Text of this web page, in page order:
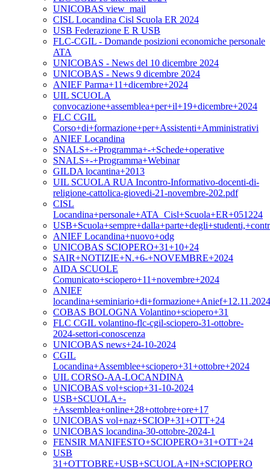
UNICOBAS view_mail
CISL Locandina Cisl Scuola ER 2024
USB Federazione E R USB
FLC-CGIL - Domande posizioni economiche personale
ATA
UNICOBAS - News del 10 dicembre 2024
UNICOBAS - News 9 dicembre 2024
ANIEF Parma+11+dicembre+2024
UIL SCUOLA
convocazione+assemblea+per+il+19+dicembre+2024
FLC CGIL
Corso+di+formazione+per+Assistenti+Amministrativi
ANIEF Locandina
SNALS+-+Programma+-+Schede+operative
SNALS+-+Programma+Webinar
GILDA locantina+2013
UIL SCUOLA RUA Incontro-Informativo-docenti-di-
religione-cattolica-giovedi-21-novembre-202.pdf
CISL
Locandina+personale+ATA_Cisl+Scuola+ER+051224
ANIEF Locandina+nuovo+odg
UNICOBAS SCIOPERO+31+10+24
SAIR+NOTIZIE+N.+6-+NOVEMBRE+2024
AIDA SCUOLE
Comunicato+sciopero+11+novembre+2024
ANIEF
COBAS BOLOGNA Volantino+sciopero+31
FLC CGIL volantino-flc-cgil-sciopero-31-ottobre-
2024-settori-conoscenza
UNICOBAS news+24-10-2024
CGIL
Locandina+Assemblee+sciopero+31+ottobre+2024
UIL CORSO-AA-LOCANDINA
UNICOBAS vol+sciop+31-10-2024
USB+SCUOLA+-
+Assemblea+online+28+ottobre+ore+17
UNICOBAS vol+naz+SCIOP+31+OTT+24
UNICOBAS locandina-30-ottobre-2024-1
FENSIR MANIFESTO+SCIOPERO+31+OTT+24
USB
31+OTTOBRE+USB+SCUOLA+IN+SCIOPERO